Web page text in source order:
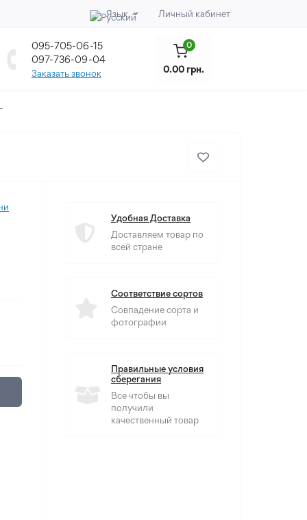
Язык Личный кабинет
095-705-06-15
097-736-09-04
Заказать звонок
0
0.00 грн.
Удобная Доставка
Доставляем товар по
всей стране
Соответствие сортов
Совпадение сорта и
фотографии
Правильные условия
сберегания
Все чтобы вы
получили
качественный товар